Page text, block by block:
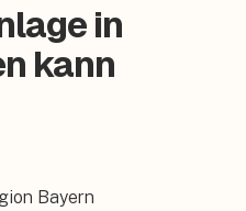
in
kann
Bayern